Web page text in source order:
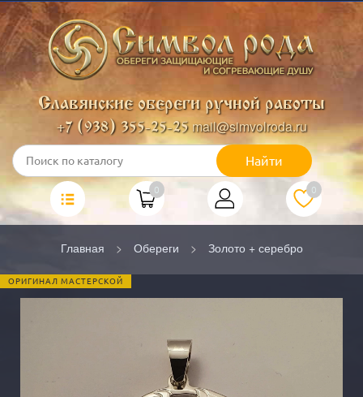
Славянские обереги ручной работы
+7 (938) 355-25-25 mail@simvolroda.ru
Найти
0 0
Главная Обереги Золото + серебро
ОРИГИНАЛ МАСТЕРСКОЙ